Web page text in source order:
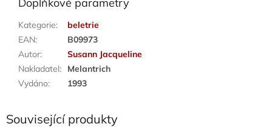
Kategorie:
beletrie
EAN:
B09973
Autor:
Susann Jacqueline
Nakladatel:
Melantrich
Vydáno: 1993
Související produkty